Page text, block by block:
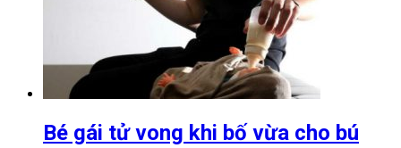
Bé gái tử vong khi bố vừa cho bú